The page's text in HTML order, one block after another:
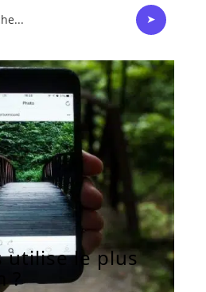
utilise le plus
?